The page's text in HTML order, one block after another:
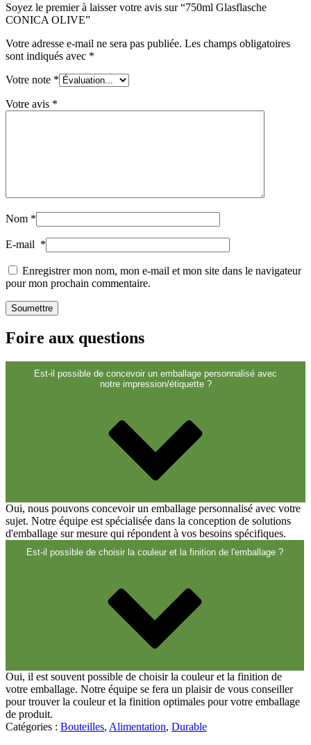
Alimentation
Durable(301)
Pulvérisateur(18)
Fermetures(173)
Bouteilles de vin et de champagne
Soyez le premier à laisser votre avis sur “750ml Glasflasche
CONICA OLIVE”
Votre adresse e-mail ne sera pas publiée. Les champs obligatoires
sont indiqués avec *
Votre note *
Votre avis *
Nom *
E-mail *
Enregistrer mon nom, mon e-mail et mon site dans le navigateur
pour mon prochain commentaire.
Foire aux questions
Est-il possible de concevoir un emballage personnalisé avec
notre impression/étiquette ?
Oui, nous pouvons concevoir un emballage personnalisé avec votre
sujet. Notre équipe est spécialisée dans la conception de solutions
d'emballage sur mesure qui répondent à vos besoins spécifiques.
Est-il possible de choisir la couleur et la finition de l'emballage ?
Oui, il est souvent possible de choisir la couleur et la finition de
votre emballage. Notre équipe se fera un plaisir de vous conseiller
pour trouver la couleur et la finition optimales pour votre emballage
de produit.
Catégories : Bouteilles, Alimentation, Durable